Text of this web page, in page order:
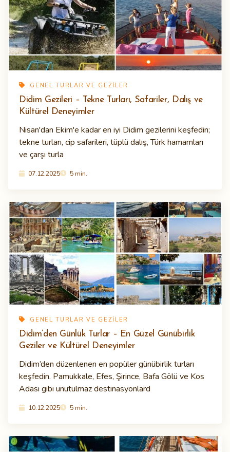
GENEL TURLAR VE GEZILER
Didim Gezileri – Tekne Turları, Safariler, Dalış ve
Kültürel Deneyimler
Nisan'dan Ekim'e kadar en iyi Didim gezilerini keşfedin;
tekne turları, cip safarileri, tüplü dalış, Türk hamamları
ve çarşı turla
07.12.2025 5 min.
GENEL TURLAR VE GEZILER
Didim’den Günlük Turlar – En Güzel Günübirlik
Geziler ve Kültürel Deneyimler
Didim’den düzenlenen en popüler günübirlik turları
keşfedin. Pamukkale, Efes, Şirince, Bafa Gölü ve Kos
Adası gibi unutulmaz destinasyonlard
10.12.2025 5 min.